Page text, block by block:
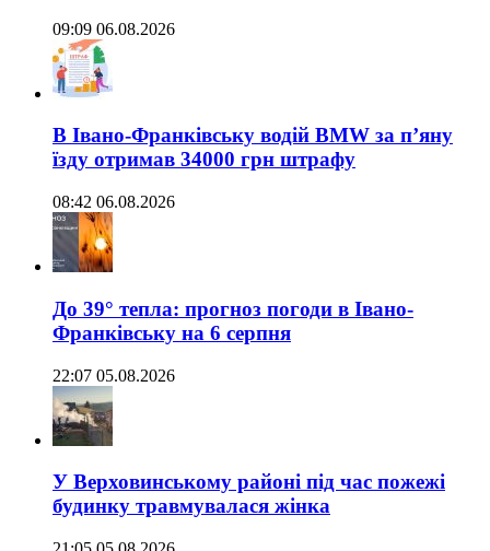
09:09 06.08.2026
В Івано-Франківську водій BMW за п’яну
їзду отримав 34000 грн штрафу
08:42 06.08.2026
До 39° тепла: прогноз погоди в Івано-
Франківську на 6 серпня
22:07 05.08.2026
У Верховинському районі під час пожежі
будинку травмувалася жінка